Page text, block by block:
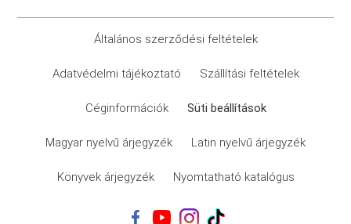
Általános szerződési feltételek
Adatvédelmi tájékoztató Szállítási feltételek
Céginformációk Süti beállítások
Magyar nyelvű árjegyzék Latin nyelvű árjegyzék
Könyvek árjegyzék Nyomtatható katalógus